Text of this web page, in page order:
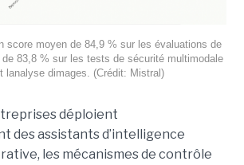
score moyen de 84,9 % sur les évaluations de
83,8 % sur les tests de sécurité multimodale
lanalyse dimages. (Crédit: Mistral)
déploient
des assistants d’intelligence
les mécanismes de contrôle